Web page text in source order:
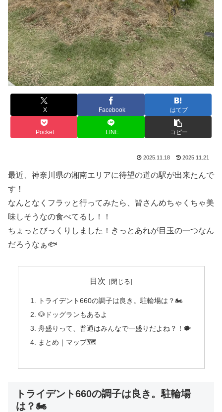
X Facebook はてブ
Pocket LINE コピー
2025.11.18 2025.11.21
最近、神奈川県の湘南エリアに待望の道の駅が出来たんで
す！
なんとなくフラッと行ってみたら、皆さんめちゃくちゃ美
味しそうなの食べてるし！！
ちょっとびっくりしました！きっとあれが目玉の一つなん
だろうなぁ🐟
目次
トライデント660の調子は良き。駐輪場は？🏍️
🐶ドッグランもあるよ
舟盛りって、普通はみんなで一盛りだよね？！🐡
まとめ｜マップ🗺️
トライデント660の調子は良き。駐輪場
は？🏍️